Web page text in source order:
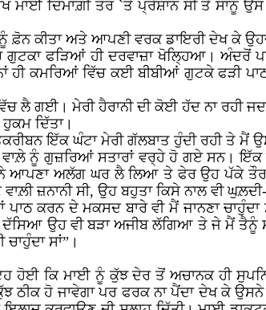
ਦਿਮਾਗ਼ੀ ਤੌਰ `ਤੇ ਪ੍ਰੇਸ਼ਾਨ ਸੀ ਤੇ ਸਾਨੂੰ
ਫ਼ੋਨ ਕੀਤਾ ਅਤੇ ਆਪਣੀ ਵਰਕ ਡਾਇਰੀ ਦੇਖ ਕੇ
ਫੜਿਆਂ ਹੀ ਦਰਵਾਜ਼ਾ ਖੋਲ੍ਹਿਆ।
ਹੀ ਕਮਰਿਆਂ ਵਿੱਚ ਕਈ ਬੀਬੀਆਂ ਗੁਟਕੇ ਫੜੀ
ਲੈ ਗਈ। ਮੇਰੀ ਹੈਰਾਨੀ ਦੀ ਕੋਈ ਹੱਦ ਨਾ ਰਹੀ
ਦਿੱਤਾ।
ਇੱਕ ਘੰਟਾ ਮੇਰੀ ਗੱਲਬਾਤ ਹੁੰਦੀ ਰਹੀ ਤੇ ਮੈਂ
ਵਾਲ਼ੇ ਨੂੰ ਗੁਜ਼ਰਿਆਂ ਸਤਾਰਾਂ ਵਰ੍ਹੇ ਹੋ ਗਏ ਸਨ।
ਆਪਣਾ ਅਲੱਗ ਘਰ ਲੈ ਲਿਆ ਤੇ ਫੇਰ ਉਹ ਪੱਕੇ ਤੌਰ
ਜ਼ਨਾਨੀ ਸੀ, ਉਹ ਬਹੁਤਾ ਕਿਸੇ ਨਾਲ ਵੀ ਘੁਲ਼ਦੀ-
ਕਰਨ ਦੇ ਮਕਸਦ ਬਾਰੇ ਵੀ ਮੈਂ ਜਾਨਣਾ ਚਾਹੁੰਦਾ
ਉਹ ਵੀ ਬੜਾ ਅਜੀਬ ਲੱਗਿਆ ਤੇ ਜੇ ਮੈਂ ਤੈਨੂੰ
ਸਾਂ”।
ਹੋਈ ਕਿ ਮਾਈ ਨੂੰ ਕੁੱਝ ਦੇਰ ਤੋਂ ਅਚਾਨਕ ਹੀ
ਹੋ ਜਾਵੇਗਾ ਪਰ ਫਰਕ ਨਾ ਪੈਂਦਾ ਦੇਖ ਕੇ